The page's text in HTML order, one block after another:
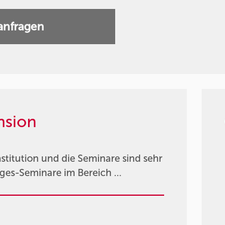
und die Seminare sind sehr
Seminare im Bereich …